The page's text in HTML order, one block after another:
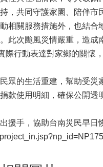
，共同守護家園、陪伴市
相關服務措施外，也結
此次颱風災情嚴重，造成
行動表達對家鄉的關懷
眾的生活重建，幫助受災
款使用明細，確保公開透
援手，協助台南災民早日